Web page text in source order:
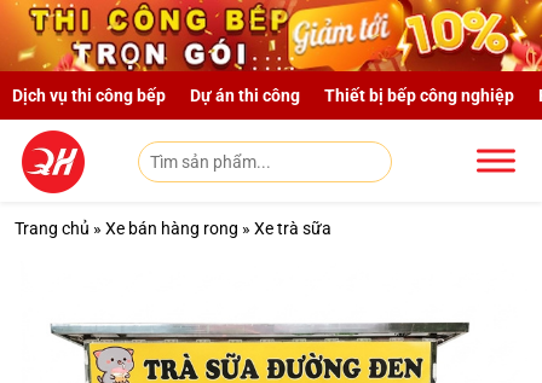
Skip to main content
Dịch vụ thi công bếp Dự án thi công Thiết bị bếp công nghiệp
Trang chủ » Xe bán hàng rong » Xe trà sữa